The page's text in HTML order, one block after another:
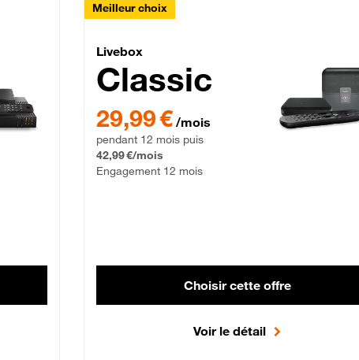
Lite Fibre
Meilleur choix
Livebox Classic Fibre
Livebox
Classic
29,99 € par mois pendant 12 mois puis 42,99 € par
29,99 € /mois
pendant 12 mois puis
42,99 €/mois
Engagement 12 mois
Choisir cette offre
Voir le détail